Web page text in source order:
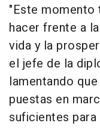
"Este momento
hacer frente a
vida y la
el jefe de la
lamentando
puestas en
suficientes